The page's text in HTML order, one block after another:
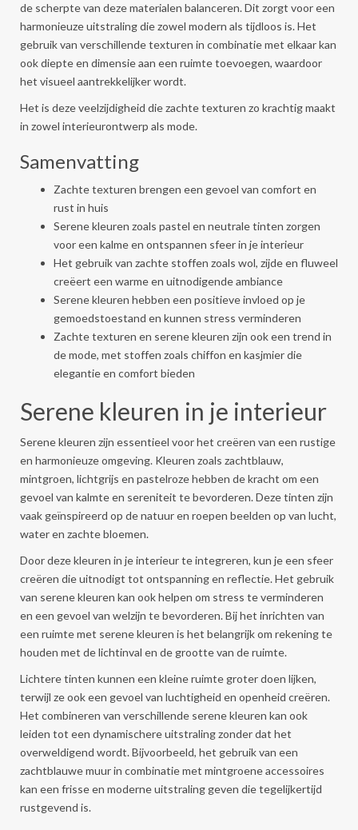
de scherpte van deze materialen balanceren. Dit zorgt voor een
harmonieuze uitstraling die zowel modern als tijdloos is. Het
gebruik van verschillende texturen in combinatie met elkaar kan
ook diepte en dimensie aan een ruimte toevoegen, waardoor
het visueel aantrekkelijker wordt.
Het is deze veelzijdigheid die zachte texturen zo krachtig maakt
in zowel interieurontwerp als mode.
Samenvatting
Zachte texturen brengen een gevoel van comfort en
rust in huis
Serene kleuren zoals pastel en neutrale tinten zorgen
voor een kalme en ontspannen sfeer in je interieur
Het gebruik van zachte stoffen zoals wol, zijde en fluweel
creëert een warme en uitnodigende ambiance
Serene kleuren hebben een positieve invloed op je
gemoedstoestand en kunnen stress verminderen
Zachte texturen en serene kleuren zijn ook een trend in
de mode, met stoffen zoals chiffon en kasjmier die
elegantie en comfort bieden
Serene kleuren in je interieur
Serene kleuren zijn essentieel voor het creëren van een rustige
en harmonieuze omgeving. Kleuren zoals zachtblauw,
mintgroen, lichtgrijs en pastelroze hebben de kracht om een
gevoel van kalmte en sereniteit te bevorderen. Deze tinten zijn
vaak geïnspireerd op de natuur en roepen beelden op van lucht,
water en zachte bloemen.
Door deze kleuren in je interieur te integreren, kun je een sfeer
creëren die uitnodigt tot ontspanning en reflectie. Het gebruik
van serene kleuren kan ook helpen om stress te verminderen
en een gevoel van welzijn te bevorderen. Bij het inrichten van
een ruimte met serene kleuren is het belangrijk om rekening te
houden met de lichtinval en de grootte van de ruimte.
Lichtere tinten kunnen een kleine ruimte groter doen lijken,
terwijl ze ook een gevoel van luchtigheid en openheid creëren.
Het combineren van verschillende serene kleuren kan ook
leiden tot een dynamischere uitstraling zonder dat het
overweldigend wordt. Bijvoorbeeld, het gebruik van een
zachtblauwe muur in combinatie met mintgroene accessoires
kan een frisse en moderne uitstraling geven die tegelijkertijd
rustgevend is.